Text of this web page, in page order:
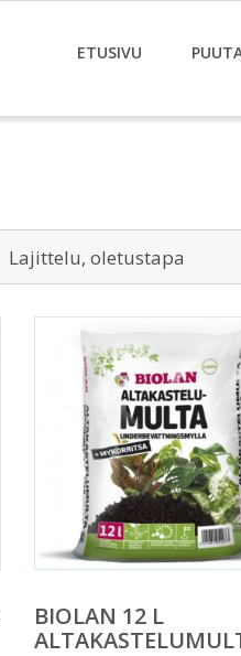
ETUSIVU
BIOLAN 12 L